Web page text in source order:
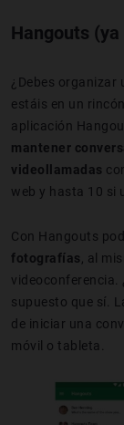
Hangouts
¿Debes organizar
estáis en un
aplicación
mantener
videollamadas
web y hasta 10 si
Con Hangouts
fotografías , al
videoconferencia.
supuesto que sí.
de iniciar una
móvil o tableta.